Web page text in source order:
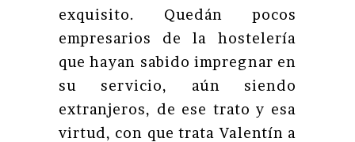
exquisito. Quedán pocos
empresarios de la hostelería
que hayan sabido impregnar en
su servicio, aún siendo
extranjeros, de ese trato y esa
virtud, con que trata Valentín a